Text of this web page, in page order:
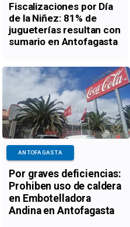
Fiscalizaciones por Día
de la Niñez: 81% de
jugueterías resultan con
sumario en Antofagasta
Por graves deficiencias:
Prohiben uso de caldera
en Embotelladora
Andina en Antofagasta
ANTOFAGASTA